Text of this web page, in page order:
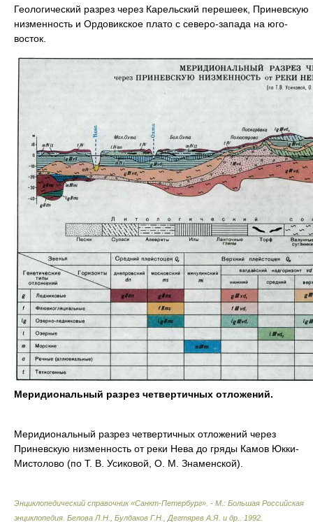
Геологический разрез через Карельский перешеек, Приневскую
низменность и Ордовикское плато с северо-запада на юго-
восток.
Меридиональный разрез четвертичных отложений.
Меридиональный разрез четвертичных отложений через
Приневскую низменность от реки Нева до гряды Камов Юкки-
Мистолово (по Т. В. Усиковой, О. М. Знаменской).
Энциклопедический справочник «Санкт-Петербург». - М.: Большая Российская
энциклопедия Белова Л.Н., Булдаков Г.Н., Дегтярев А.Я. и др. 1992